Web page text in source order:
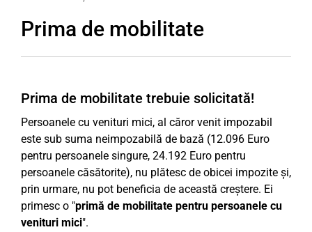
Prima de mobilitate
Prima de mobilitate trebuie solicitată!
Persoanele cu venituri mici, al căror venit impozabil
este sub suma neimpozabilă de bază (12.096 Euro
pentru persoanele singure, 24.192 Euro pentru
persoanele căsătorite), nu plătesc de obicei impozite și,
prin urmare, nu pot beneficia de această creștere. Ei
primesc o "primă de mobilitate pentru persoanele cu
venituri mici".